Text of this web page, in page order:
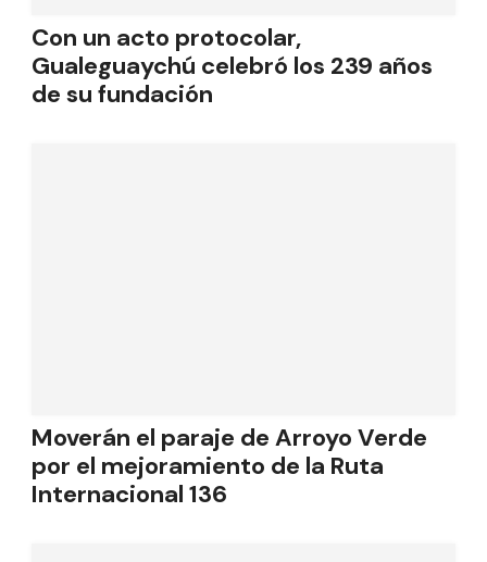
Con un acto protocolar,
Gualeguaychú celebró los 239 años
de su fundación
Moverán el paraje de Arroyo Verde
por el mejoramiento de la Ruta
Internacional 136